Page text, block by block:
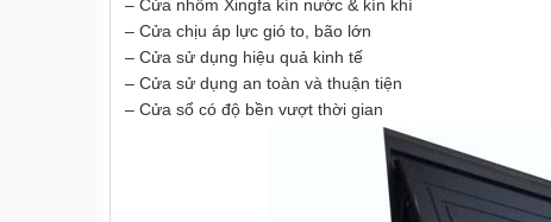
– Cửa nhôm Xingfa kín nước & kín khí
– Cửa chịu áp lực gió to, bão lớn
– Cửa sử dụng hiệu quả kinh tế
– Cửa sử dụng an toàn và thuận tiện
– Cửa sổ có độ bền vượt thời gian